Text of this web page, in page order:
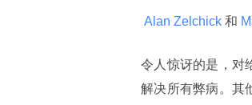
Alan Zelchick 和
令人惊讶的是，对
解决所有弊病。其